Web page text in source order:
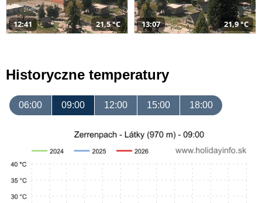
12:41 21,5 °C 13:07 21,9 °C
Historyczne temperatury
06:00 09:00 12:00 15:00 18:00